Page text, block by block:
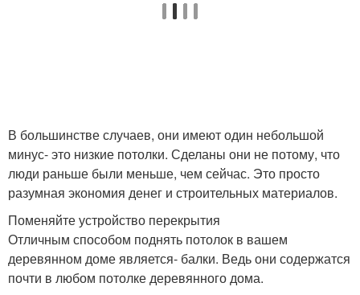
В большинстве случаев, они имеют один небольшой
минус- это низкие потолки. Сделаны они не потому, что
люди раньше были меньше, чем сейчас. Это просто
разумная экономия денег и строительных материалов.
Поменяйте устройство перекрытия
Отличным способом поднять потолок в вашем
деревянном доме является- балки. Ведь они содержатся
почти в любом потолке деревянного дома.